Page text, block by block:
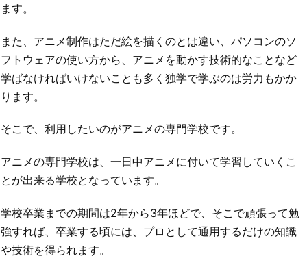
ます。
また、アニメ制作はただ絵を描くのとは違い、パソコンのソ
フトウェアの使い方から、アニメを動かす技術的なことなど
学ばなければいけないことも多く独学で学ぶのは労力もかか
ります。
そこで、利用したいのがアニメの専門学校です。
アニメの専門学校は、一日中アニメに付いて学習していくこ
とが出来る学校となっています。
学校卒業までの期間は2年から3年ほどで、そこで頑張って勉
強すれば、卒業する頃には、プロとして通用するだけの知識
や技術を得られます。